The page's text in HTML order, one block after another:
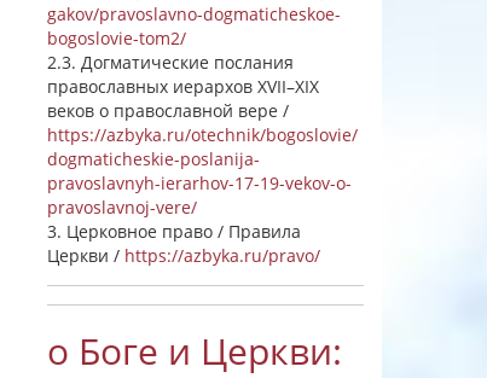
gakov/pravoslavno-dogmaticheskoe-
bogoslovie-tom2/
2.3. Догматические послания
православных иерархов XVII–XIX
веков о православной вере /
https://azbyka.ru/otechnik/bogoslovie/
dogmaticheskie-poslanija-
pravoslavnyh-ierarhov-17-19-vekov-o-
pravoslavnoj-vere/
3. Церковное право / Правила
Церкви / https://azbyka.ru/pravo/
о Боге и Церкви: